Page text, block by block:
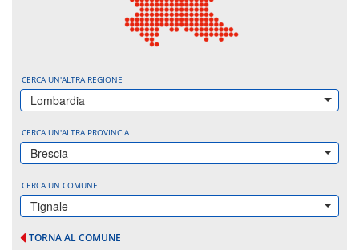
CERCA UN'ALTRA REGIONE
Lombardia
CERCA UN'ALTRA PROVINCIA
Brescia
CERCA UN COMUNE
Tignale
TORNA AL COMUNE